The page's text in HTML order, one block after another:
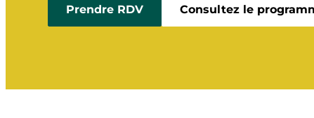
Prendre RDV Consultez le